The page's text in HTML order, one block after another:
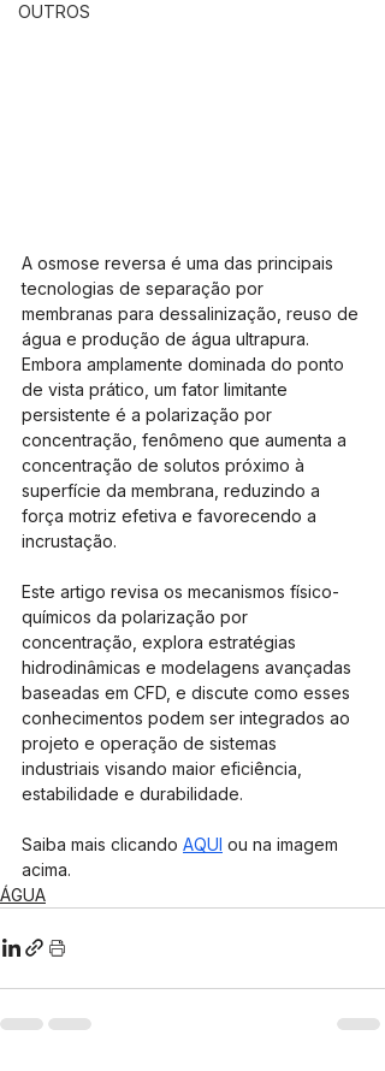
OUTROS
A osmose reversa é uma das principais
tecnologias de separação por
membranas para dessalinização, reuso de
água e produção de água ultrapura.
Embora amplamente dominada do ponto
de vista prático, um fator limitante
persistente é a polarização por
concentração, fenômeno que aumenta a
concentração de solutos próximo à
superfície da membrana, reduzindo a
força motriz efetiva e favorecendo a
incrustação.
Este artigo revisa os mecanismos físico-
químicos da polarização por
concentração, explora estratégias
hidrodinâmicas e modelagens avançadas
baseadas em CFD, e discute como esses
conhecimentos podem ser integrados ao
projeto e operação de sistemas
industriais visando maior eficiência,
estabilidade e durabilidade.
Saiba mais clicando AQUI ou na imagem
acima.
ÁGUA